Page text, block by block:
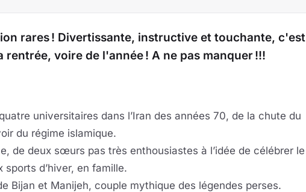
rares ! Divertissante, instructive et touchante, c'est
rentrée, voire de l'année ! A ne pas manquer !!!
quatre universitaires dans l’Iran des années 70, de la chute du
du régime islamique.
de deux sœurs pas très enthousiastes à l’idée de célébrer le
sports d’hiver, en famille.
de Bijan et Manijeh, couple mythique des légendes perses.